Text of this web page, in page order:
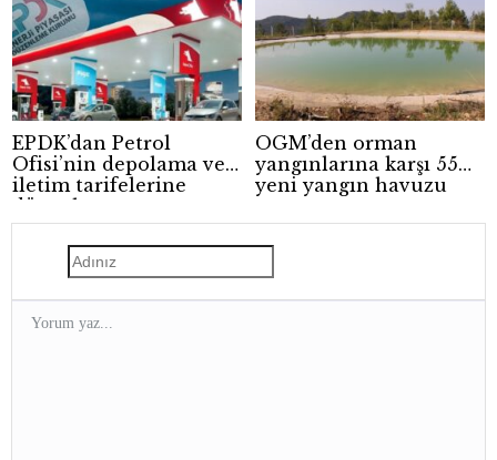
EPDK’dan Petrol
Ofisi’nin depolama ve
iletim tarifelerine
düzenleme
OGM’den orman
yangınlarına karşı 55
yeni yangın havuzu